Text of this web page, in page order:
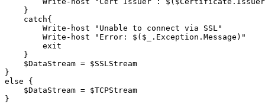
    }
    catch{
        Write-host "Unable to connect via SSL"
        Write-host "Error: $($_.Exception.Message)"
        exit
    }
    $DataStream = $SSLStream
}
else {
    $DataStream = $TCPStream
}